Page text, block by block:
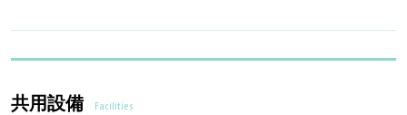
共用設備 Facilities